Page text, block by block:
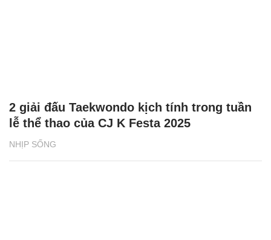
NHỊP SỐNG
2 giải đấu Taekwondo kịch tính trong tuần
lễ thể thao của CJ K Festa 2025